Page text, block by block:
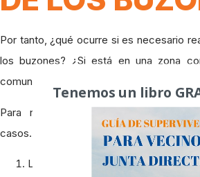
Por tanto, ¿qué ocurre si es necesario
los buzones? ¿Si está en una zona
comunidad aunque el uso sea exclusivo
Para resolver esta controversia
casos.
Los buzones en su conjunto se
Tenemos un libro